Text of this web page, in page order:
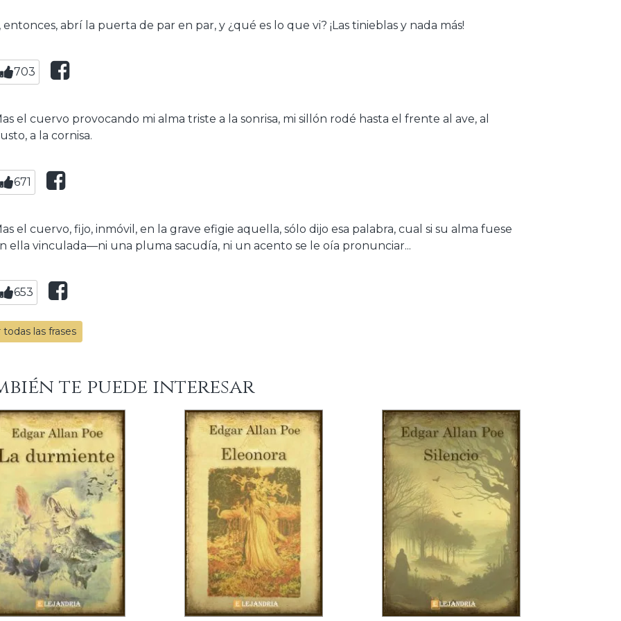
entonces, abrí la puerta de par en par, y ¿qué es lo que vi? ¡Las tinieblas y nada más!
703
el cuervo provocando mi alma triste a la sonrisa, mi sillón rodé hasta el frente al ave, al
a la cornisa.
671
el cuervo, fijo, inmóvil, en la grave efigie aquella, sólo dijo esa palabra, cual si su alma fuese
ella vinculada—ni una pluma sacudía, ni un acento se le oía pronunciar...
653
todas las frases
te puede interesar